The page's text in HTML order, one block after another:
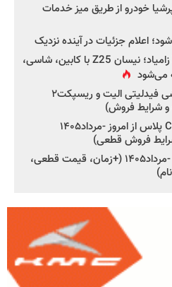
خودرو از طریق میز خدمات
اعلام جزئیات در آینده نزدیک
جزئیات جدید از پروژه Z25 زامیاد؛ نیسان Z25 با کابین، شاسی،
می‌شود
شروع فروش بدون قرعه‌کشی فیدلیتی الیت و ریسپکت۲
شروع ثبت‌نام چانگان CS۵۵ پلاس از امروز -مرداد۱۴۰۵
فروش قطعی)
شروع فروش کیا اسپورتیج -مرداد۱۴۰۵ (+زمان، قیمت قطعی،